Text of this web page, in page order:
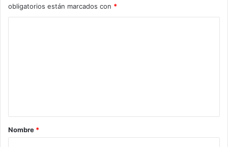
obligatorios están marcados con *
Nombre *